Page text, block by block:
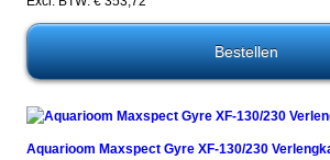
Aquarioom Maxspect Gyre XF-130/230